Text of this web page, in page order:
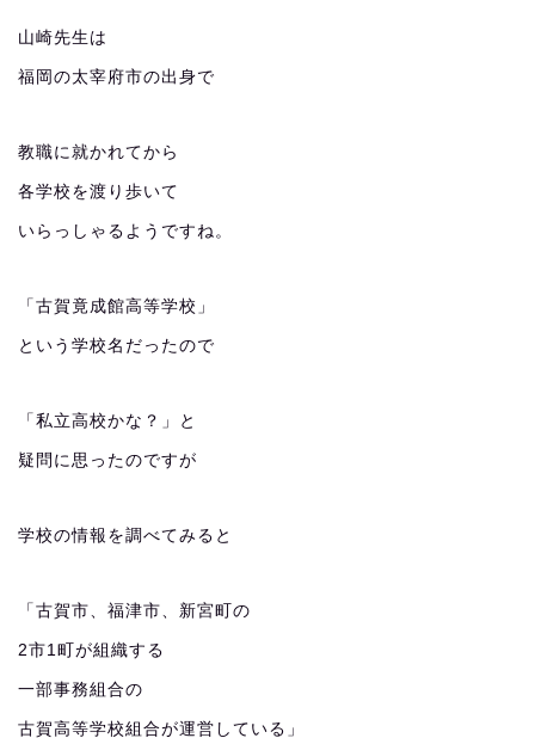
山崎先生は
福岡の太宰府市の出身で
教職に就かれてから
各学校を渡り歩いて
いらっしゃるようですね。
「古賀竟成館高等学校」
という学校名だったので
「私立高校かな？」と
疑問に思ったのですが
学校の情報を調べてみると
「古賀市、福津市、新宮町の
2市1町が組織する
一部事務組合の
古賀高等学校組合が運営している」